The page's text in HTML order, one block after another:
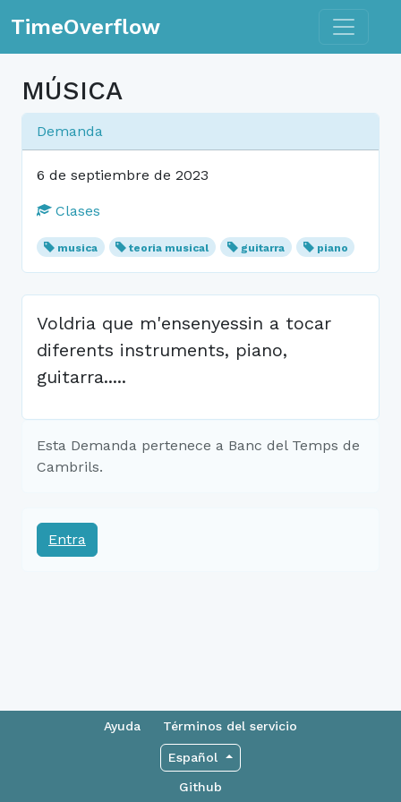
TimeOverflow Toggle
MÚSICA
Demanda
6 de septiembre de 2023
Clases
musica teoria musical guitarra piano
Voldria que m'ensenyessin a tocar
diferents instruments, piano,
guitarra.....
Esta Demanda pertenece a Banc del Temps de
Cambrils.
Entra
Ayuda Términos del servicio
Español
Github